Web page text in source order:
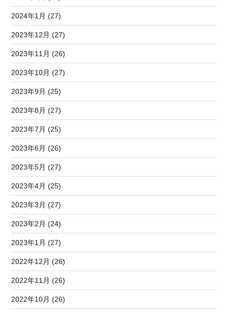
2024年1月 (27)
2023年12月 (27)
2023年11月 (26)
2023年10月 (27)
2023年9月 (25)
2023年8月 (27)
2023年7月 (25)
2023年6月 (26)
2023年5月 (27)
2023年4月 (25)
2023年3月 (27)
2023年2月 (24)
2023年1月 (27)
2022年12月 (26)
2022年11月 (26)
2022年10月 (26)